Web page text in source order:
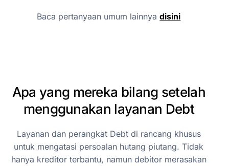
Baca pertanyaan umum lainnyadisini
Apa yang mereka bilang setelah
menggunakan layanan Debt
Layanan dan perangkat Debt di rancang khusus
untuk mengatasi persoalan hutang piutang. Tidak
hanya kreditor terbantu, namun debitor merasakan